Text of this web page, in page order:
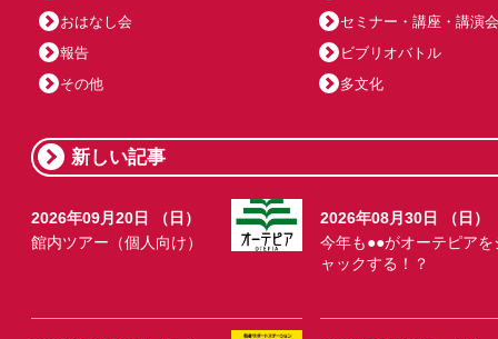
おはなし会
セミナー・講座・講演会
報告
ビブリオバトル
その他
多文化
新しい記事
2026年09月20日 （日）
館内ツアー（個人向け）
2026年08月30日 （日）
今年も●●がオーテピアを
ャックする！？